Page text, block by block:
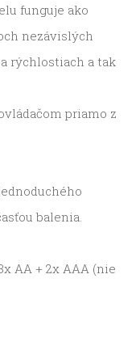
funguje ako
nezávislých
rýchlostiach a tak
priamo z
balenia.
AA + 2x AAA (nie